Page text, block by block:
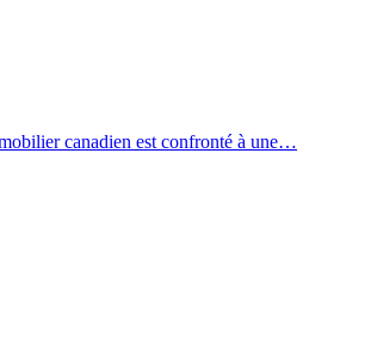
canadien est confronté à une…